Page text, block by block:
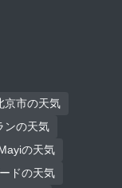
市の天気
の天気
の天気
ドの天気